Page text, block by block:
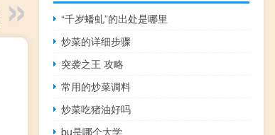
“千岁蟠虬”的出处是哪里
炒菜的详细步骤
突袭之王 攻略
常用的炒菜调料
炒菜吃猪油好吗
bu是哪个大学